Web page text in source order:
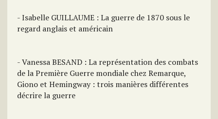
- Isabelle GUILLAUME : La guerre de 1870 sous le
regard anglais et américain
- Vanessa BESAND : La représentation des combats
de la Première Guerre mondiale chez Remarque,
Giono et Hemingway : trois manières différentes
décrire la guerre